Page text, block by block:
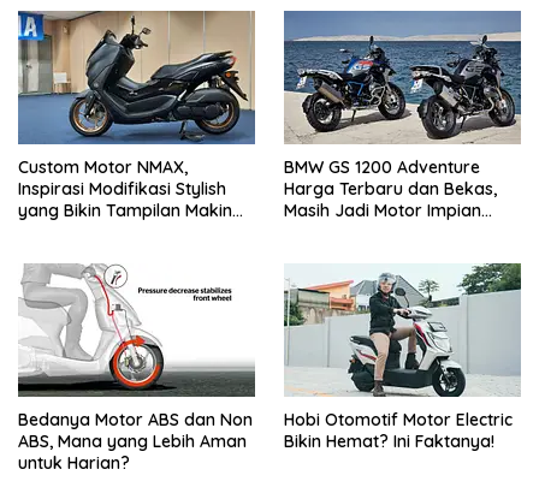
Custom Motor NMAX,
Inspirasi Modifikasi Stylish
yang Bikin Tampilan Makin
BMW GS 1200 Adventure
Harga Terbaru dan Bekas,
Masih Jadi Motor Impian
Bedanya Motor ABS dan Non
ABS, Mana yang Lebih Aman
untuk Harian?
Hobi Otomotif Motor Electric
Bikin Hemat? Ini Faktanya!